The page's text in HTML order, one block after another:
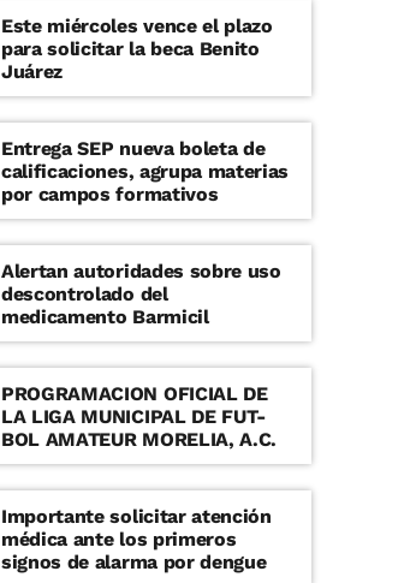
Este miércoles vence el plazo
para solicitar la beca Benito
Juárez
Entrega SEP nueva boleta de
calificaciones, agrupa materias
por campos formativos
Alertan autoridades sobre uso
descontrolado del
medicamento Barmicil
PROGRAMACION OFICIAL DE
LA LIGA MUNICIPAL DE FUT-
BOL AMATEUR MORELIA, A.C.
Importante solicitar atención
médica ante los primeros
signos de alarma por dengue